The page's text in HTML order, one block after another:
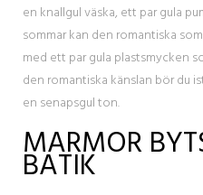
en knallgul väska, ett par gula
sommar kan den romantiska
med ett par gula plastsmycken
den romantiska känslan bör du
en senapsgul ton.
MARMOR
BATIK